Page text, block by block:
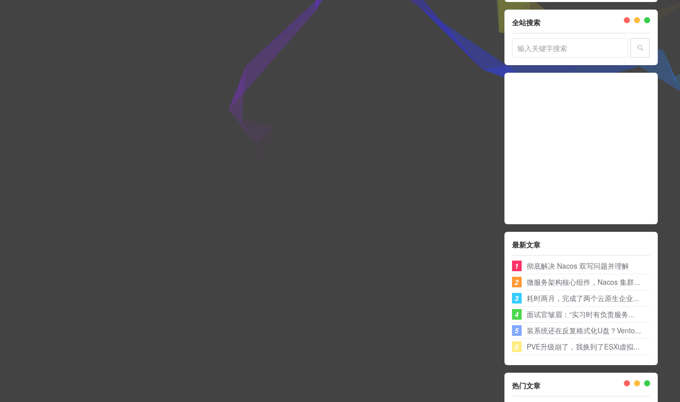
全站搜索
最新文章
1
彻底解决 Nacos 双写问题并理解
2
微服务架构核心组件，Nacos 集群...
3
耗时两月，完成了两个云原生企业...
4
面试官皱眉：“实习时有负责服务...
5
装系统还在反复格式化U盘？Vento...
6
PVE升级崩了，我换到了ESXi虚拟...
热门文章